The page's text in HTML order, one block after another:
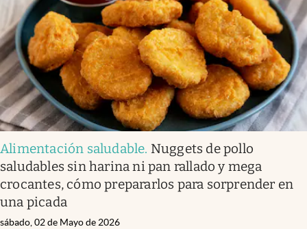
Clase
Clima
Mundial 2026
Eventos Corporativos
El Cronista Studio
Mediakit
abre en nueva pestaña
Argentina
Alimentación saludable. Nuggets de pollo
saludables sin harina ni pan rallado y mega
crocantes, cómo prepararlos para sorprender en
una picada
sábado, 02 de Mayo de 2026